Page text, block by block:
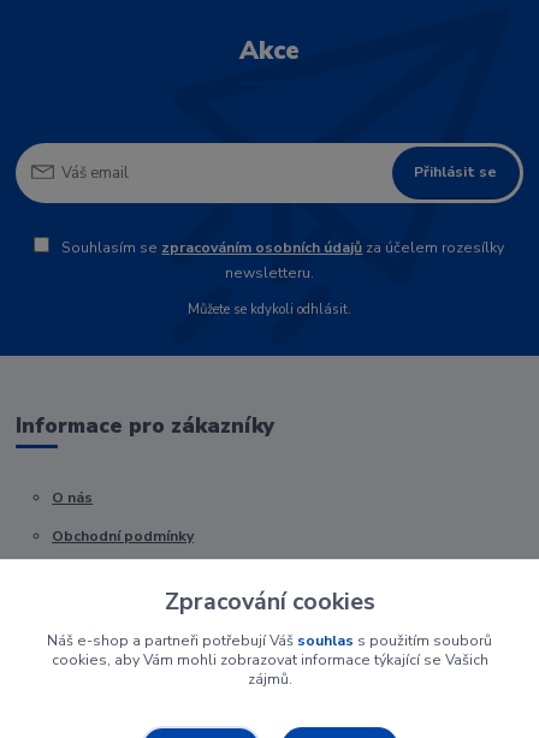
Akce
Přihlásit se
Souhlasím se zpracováním osobních údajů za účelem rozesílky
newsletteru.
Můžete se kdykoli odhlásit.
Informace pro zákazníky
O nás
Obchodní podmínky
Zpracování cookies
Náš e-shop a partneři potřebují Váš souhlas s použitím souborů
cookies, aby Vám mohli zobrazovat informace týkající se Vašich
zájmů.